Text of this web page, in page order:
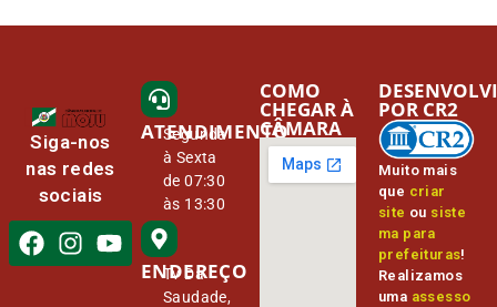
Siga-nos
nas redes
sociais
ATENDIMENTO
Segunda
à Sexta
de 07:30
às 13:30
ENDEREÇO
Tv Da
Saudade,
COMO
CHEGAR À
CÂMARA
Muito mais
que criar
site ou siste
ma para
prefeituras!
Realizamos
uma assesso
POR CR2